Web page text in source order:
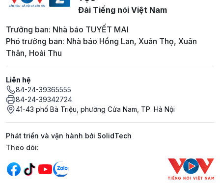
Đài Tiếng nói Việt Nam
Trưởng ban: Nhà báo TUYẾT MAI
Phó trưởng ban: Nhà báo Hồng Lan, Xuân Thọ, Xuân
Thân, Hoài Thu
Liên hệ
84-24-39365555
84-24-39342724
41-43 phố Bà Triệu, phường Cửa Nam, TP. Hà Nội
Phát triển và vận hành bởi SolidTech
Mạng xã hội
Theo dõi: